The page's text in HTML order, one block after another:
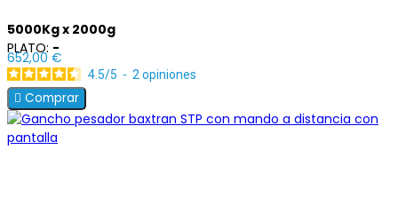
5000Kg x 2000g
PLATO: -
652,00 €
4.5/5 - 2 opiniones
 Comprar